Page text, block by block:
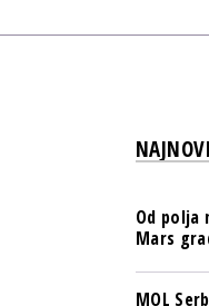
Od polja
Mars
MOL